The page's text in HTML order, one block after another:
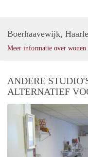
Boerhaavewijk,
Meer informatie over
ANDERE
ALTERNATIEF